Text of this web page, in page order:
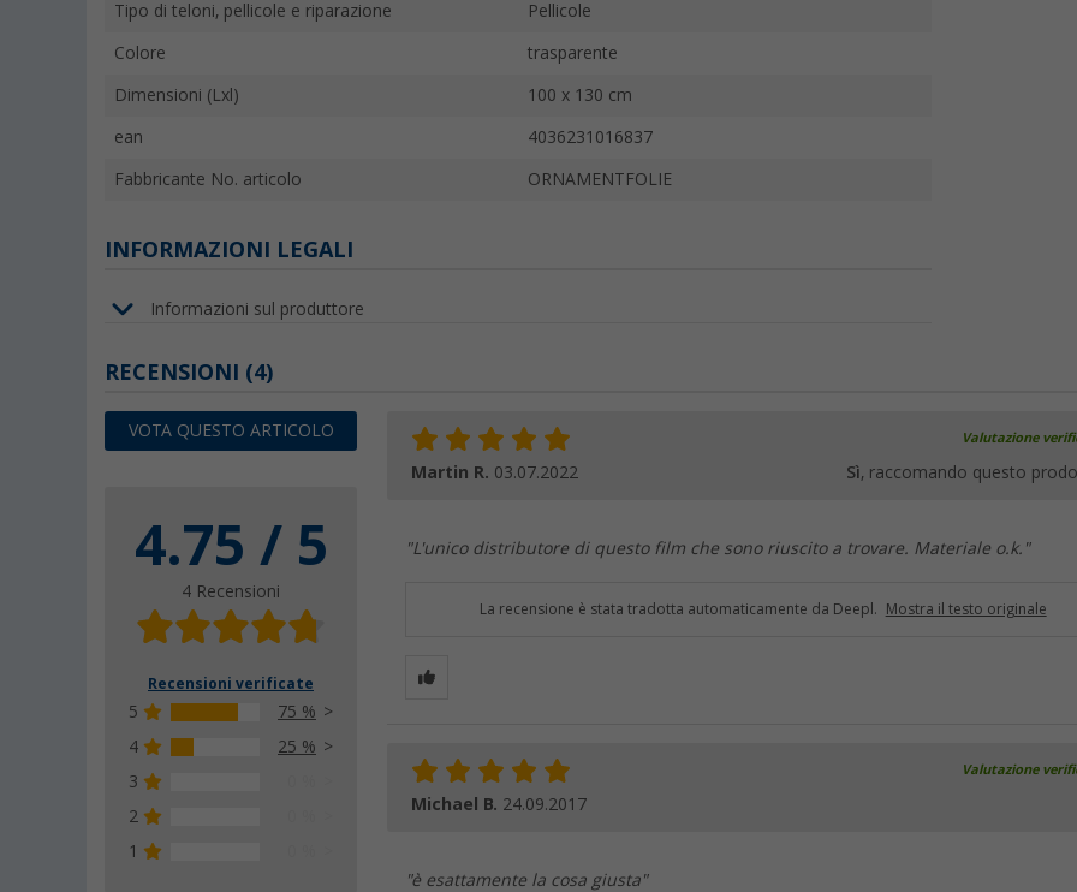
Tipo di teloni, pellicole e riparazione Pellicole
Colore trasparente
Dimensioni (Lxl) 100 x 130 cm
ean 4036231016837
Fabbricante No. articolo ORNAMENTFOLIE
INFORMAZIONI LEGALI
Informazioni sul produttore
RECENSIONI (4)
VOTA QUESTO ARTICOLO
4.75 / 5
4 Recensioni
Recensioni verificate
5
75 %
4
25 %
3
2
1
Valutazione
Martin R. 03.07.2022 Sì, raccomando questo
"L'unico distributore di questo film che sono riuscito a trovare. Materiale o.k."
La recensione è stata tradotta automaticamente da Deepl. Mostra il testo originale
Valutazione
Michael B. 24.09.2017
"è esattamente la cosa giusta"